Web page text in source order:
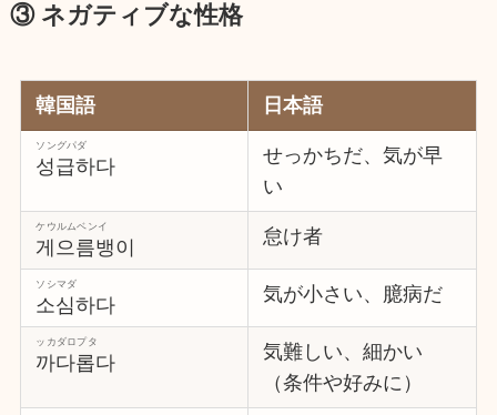
③ ネガティブな性格
韓国語 日本語
성급하다
ソングパダ
せっかちだ、気が早
い
게으름뱅이
ケウルムベンイ 怠け者
소심하다
ソシマダ 気が小さい、臆病だ
까다롭다
ッカダロプタ
気難しい、細かい
（条件や好みに）